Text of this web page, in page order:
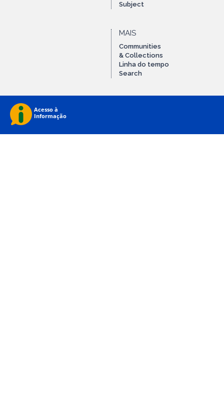
Subject
MAIS
Communities
& Collections
Linha do tempo
Search